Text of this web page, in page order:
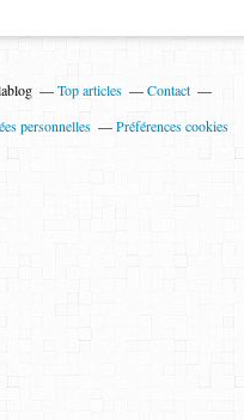
Top articles
Contact
personnelles Préférences cookies